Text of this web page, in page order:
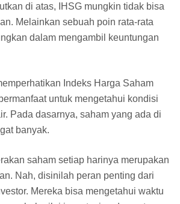
di atas, IHSG mungkin tidak bisa
Melainkan sebuah poin rata-rata
dalam mengambil keuntungan
Indeks Harga Saham
untuk mengetahui kondisi
Pada dasarnya, saham yang ada di
banyak.
saham setiap harinya merupakan
Nah, disinilah peran penting dari
Mereka bisa mengetahui waktu